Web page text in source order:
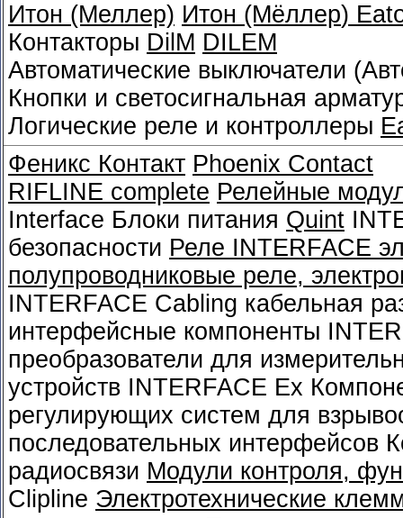
Итон (Меллер) Итон (Мёллер)
Контакторы DilM DILEM
Автоматические выключатели
Кнопки и светосигнальная
Логические реле и контроллеры
Феникс Контакт Phoenix Contact
RIFLINE complete Релейные
Interface Блоки питания Quint
безопасности Реле INTERFACE
полупроводниковые реле,
INTERFACE Cabling кабельная
интерфейсные компоненты
преобразователи для
устройств INTERFACE Ex
регулирующих систем для
последовательных
радиосвязи Модули контроля,
Clipline Электротехнические